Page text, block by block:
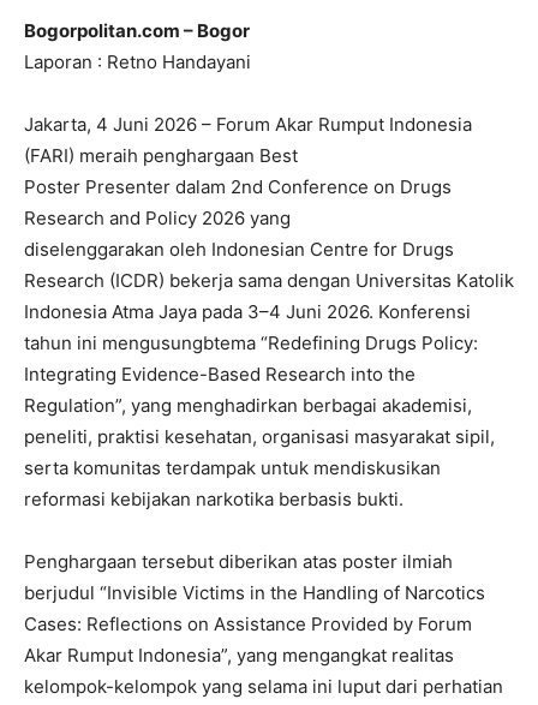
Bogorpolitan.com – Bogor
Laporan : Retno Handayani
Jakarta, 4 Juni 2026 – Forum Akar Rumput Indonesia
(FARI) meraih penghargaan Best
Poster Presenter dalam 2nd Conference on Drugs
Research and Policy 2026 yang
diselenggarakan oleh Indonesian Centre for Drugs
Research (ICDR) bekerja sama dengan Universitas Katolik
Indonesia Atma Jaya pada 3–4 Juni 2026. Konferensi
tahun ini mengusungbtema “Redefining Drugs Policy:
Integrating Evidence-Based Research into the
Regulation”, yang menghadirkan berbagai akademisi,
peneliti, praktisi kesehatan, organisasi masyarakat sipil,
serta komunitas terdampak untuk mendiskusikan
reformasi kebijakan narkotika berbasis bukti.
Penghargaan tersebut diberikan atas poster ilmiah
berjudul “Invisible Victims in the Handling of Narcotics
Cases: Reflections on Assistance Provided by Forum
Akar Rumput Indonesia”, yang mengangkat realitas
kelompok-kelompok yang selama ini luput dari perhatian